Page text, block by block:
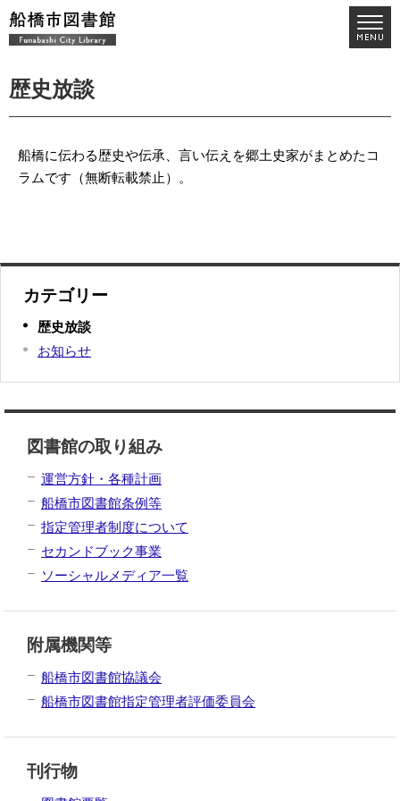
歴史放談
船橋に伝わる歴史や伝承、言い伝えを郷土史家がまとめたコ
ラムです（無断転載禁止）。
カテゴリー
歴史放談
お知らせ
図書館の取り組み
運営方針・各種計画
船橋市図書館条例等
指定管理者制度について
セカンドブック事業
ソーシャルメディア一覧
附属機関等
船橋市図書館協議会
船橋市図書館指定管理者評価委員会
刊行物